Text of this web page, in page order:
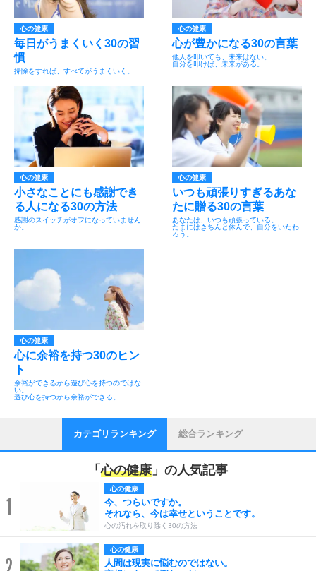
心の健康
毎日がうまくいく30の習
慣
掃除をすれば、すべてがうまくいく。
心の健康
心が豊かになる30の言葉
他人を叩いても、未来はない。
自分を叩けば、未来がある。
心の健康
小さなことにも感謝でき
る人になる30の方法
感謝のスイッチがオフになっていません
か。
心の健康
いつも頑張りすぎるあな
たに贈る30の言葉
あなたは、いつも頑張っている。
たまにはきちんと休んで、自分をいたわ
ろう。
心の健康
心に余裕を持つ30のヒン
ト
余裕ができるから遊び心を持つのではな
い。
遊び心を持つから余裕ができる。
カテゴリランキング 総合ランキング
「心の健康」の人気記事
1
心の健康
今、つらいですか。
それなら、今は幸せということです。
心の汚れを取り除く30の方法
心の健康
人間は現実に悩むのではない。